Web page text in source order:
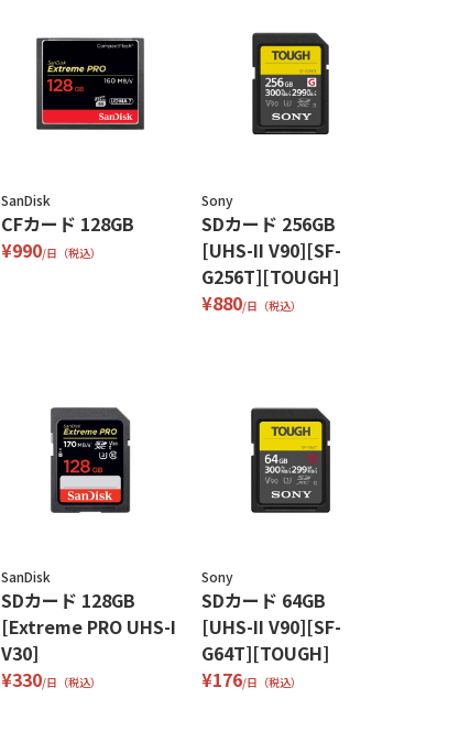
SanDisk
CFカード 128GB
¥990/日（税込）
Sony
SDカード 256GB
[UHS-II V90][SF-
G256T][TOUGH]
¥880/日（税込）
SanDisk
SDカード 128GB
[Extreme PRO UHS-I
V30]
¥330/日（税込）
Sony
SDカード 64GB
[UHS-II V90][SF-
G64T][TOUGH]
¥176/日（税込）